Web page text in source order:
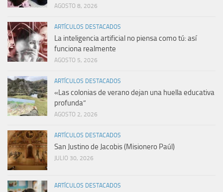
AGOSTO 8, 2026
ARTÍCULOS DESTACADOS
La inteligencia artificial no piensa como tú: así
funciona realmente
AGOSTO 5, 2026
ARTÍCULOS DESTACADOS
«Las colonias de verano dejan una huella educativa
profunda”
AGOSTO 2, 2026
ARTÍCULOS DESTACADOS
San Justino de Jacobis (Misionero Paúl)
JULIO 30, 2026
ARTÍCULOS DESTACADOS